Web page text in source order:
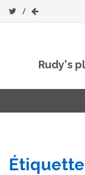
Rudy's
Étiquette